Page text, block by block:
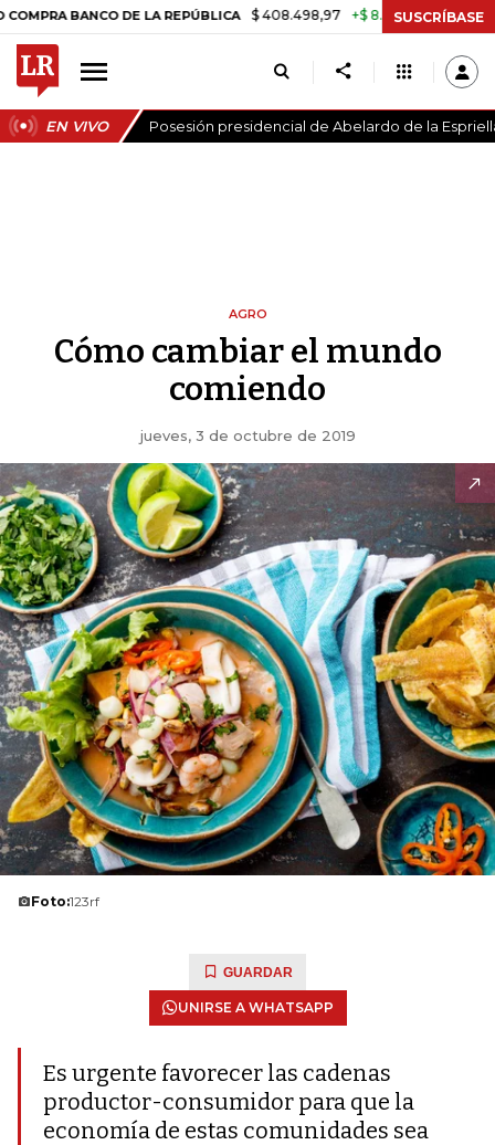
BANCO DE LA REPÚBLICA $ 408.498,97 +$ 8.753,81 +2,19%
SUSCRÍBASE
EN VIVO Posesión presidencial de Abelardo de la
AGRO
Cómo cambiar el mundo
comiendo
jueves, 3 de octubre de 2019
Foto:123rf
GUARDAR
UNIRSE A WHATSAPP
Es urgente favorecer las cadenas
productor-consumidor para que la
economía de estas comunidades sea